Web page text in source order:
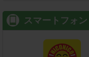
スマートフォン